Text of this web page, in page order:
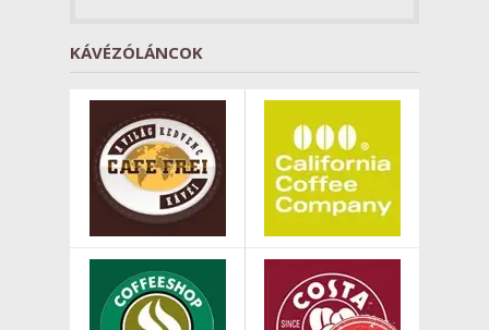
KÁVÉZÓLÁNCOK